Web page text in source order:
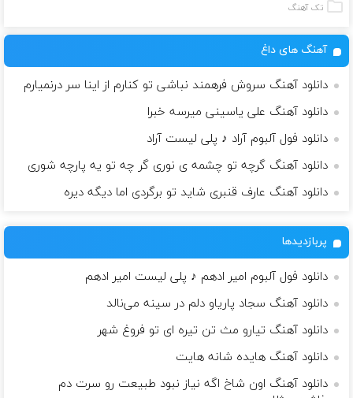
تک آهنگ
آهنگ های داغ
دانلود آهنگ سروش فرهمند نباشی تو کنارم از اینا سر درنمیارم
دانلود آهنگ علی یاسینی میرسه خبرا
دانلود فول آلبوم آراد ♪ پلی لیست آراد
دانلود آهنگ گرچه تو چشمه ی نوری گر چه تو یه پارچه شوری
دانلود آهنگ عارف قنبری شاید تو برگردی اما دیگه دیره
پربازدیدها
دانلود فول آلبوم امیر ادهم ♪ پلی لیست امیر ادهم
دانلود آهنگ سجاد پاریاو دلم در سینه می‌نالد
دانلود آهنگ تیارو مث تن تیره ای تو فروغ شهر
دانلود آهنگ هایده شانه هایت
دانلود آهنگ اون شاخ اگه نیاز نبود طبیعت رو سرت دم